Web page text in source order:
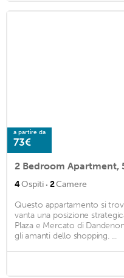
a partire da
73€
4Ospiti · 2Camere
Questo appartamento si
vanta una posizione
Plaza e Mercato di
gli amanti dello shopping. ...